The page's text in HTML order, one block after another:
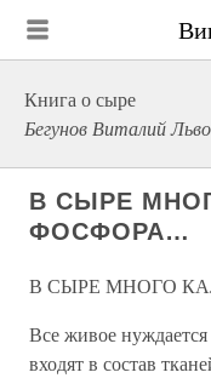
Книга о сыре
Бегунов Виталий
В СЫРЕ
ФОСФОРА…
В СЫРЕ МНОГО
Все живое
входят в состав